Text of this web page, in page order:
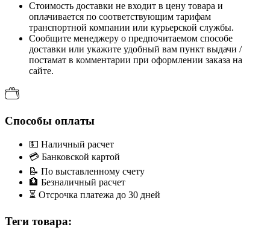
Стоимость доставки не входит в цену товара и
оплачивается по соответствующим тарифам
транспортной компании или курьерской службы.
Сообщите менеджеру о предпочитаемом способе
доставки или укажите удобный вам пункт выдачи /
постамат в комментарии при оформлении заказа на
сайте.
Способы оплаты
💵 Наличный расчет
💳 Банковской картой
📝 По выставленному счету
🏦 Безналичный расчет
⏳ Отсрочка платежа до 30 дней
Теги товара: